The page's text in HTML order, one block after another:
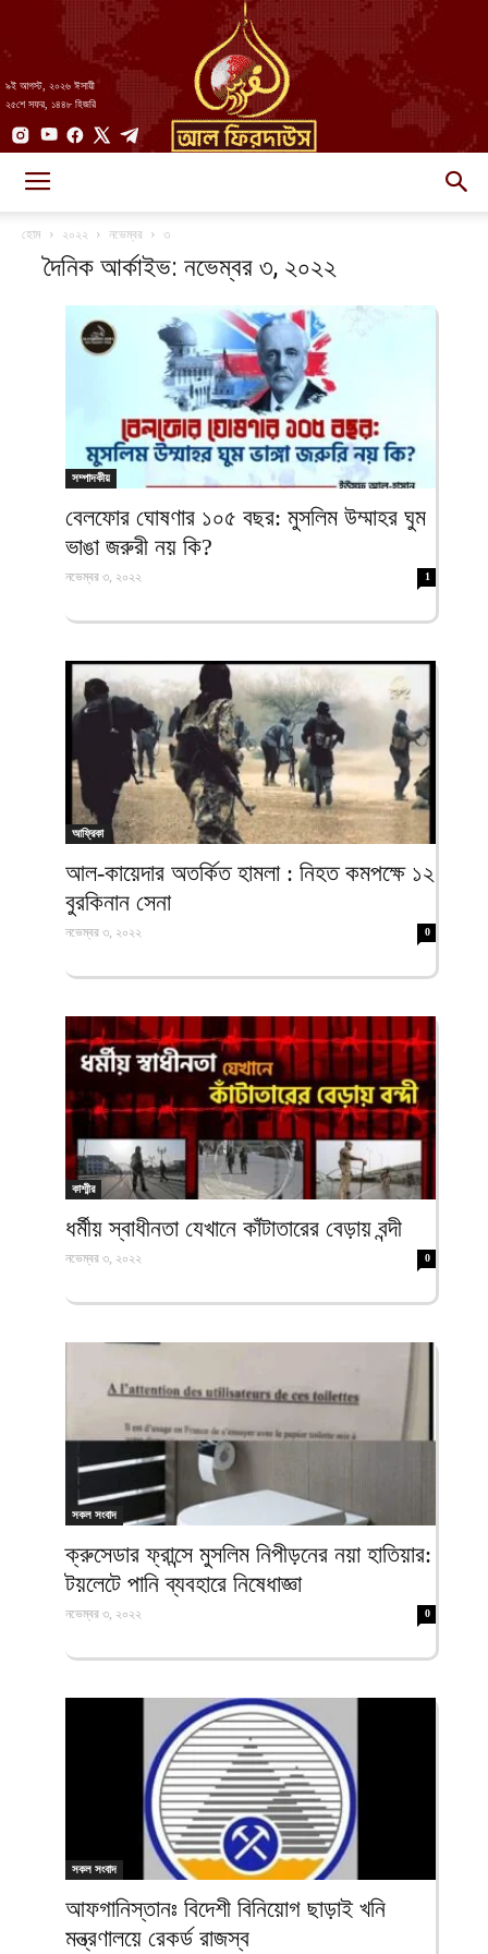
৯ই আগস্ট, ২০২৬ ঈসায়ী
২৫শে সফর, ১৪৪৮ হিজরি
আল-
ফিরদাউস
হোম ২০২২ নভেম্বর ৩
দৈনিক আর্কাইভ: নভেম্বর ৩, ২০২২
সম্পাদকীয়
বেলফোর ঘোষণার ১০৫ বছর: মুসলিম উম্মাহর ঘুম
ভাঙা জরুরী নয় কি?
নভেম্বর ৩, ২০২২ 1
আফ্রিকা
আল-কায়েদার অতর্কিত হামলা : নিহত কমপক্ষে ১২
বুরকিনান সেনা
নভেম্বর ৩, ২০২২ 0
কাশ্মীর
ধর্মীয় স্বাধীনতা যেখানে কাঁটাতারের বেড়ায় বন্দী
নভেম্বর ৩, ২০২২ 0
সকল সংবাদ
ক্রুসেডার ফ্রান্সে মুসলিম নিপীড়নের নয়া হাতিয়ার:
টয়লেটে পানি ব্যবহারে নিষেধাজ্ঞা
নভেম্বর ৩, ২০২২ 0
সকল সংবাদ
আফগানিস্তানঃ বিদেশী বিনিয়োগ ছাড়াই খনি
মন্ত্রণালয়ে রেকর্ড রাজস্ব